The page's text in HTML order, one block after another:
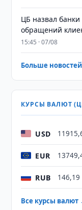
ЦБ назвал
обращений
15:45 · 07/08
Больше
КУРСЫ ВАЛЮТ
USD
EUR
RUB 146,19
Все курсы валют